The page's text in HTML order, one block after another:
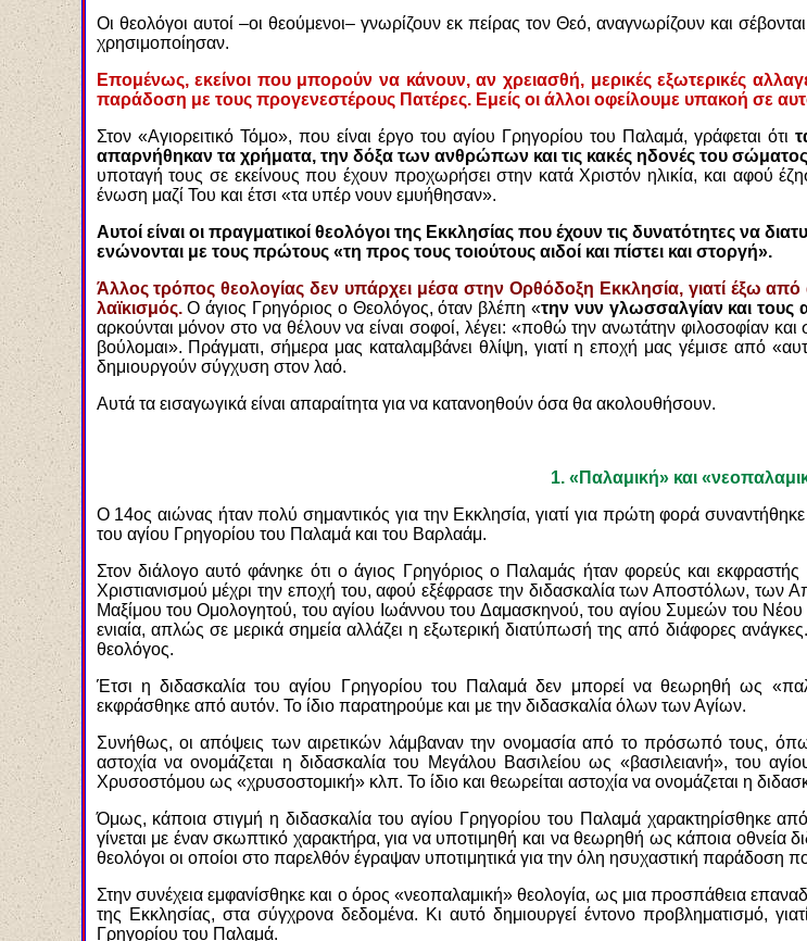
Οι θεολόγοι αυτοί –οι θεούμενοι– γνωρίζουν εκ πείρας τον Θεό, αναγνωρίζουν και
χρησιμοποίησαν.
Επομένως, εκείνοι που μπορούν να κάνουν, αν χρειασθή, μερικές εξωτερικές
παράδοση με τους προγενεστέρους Πατέρες. Εμείς οι άλλοι οφείλουμε υπακοή σε
Στον «Αγιορειτικό Τόμο», που είναι έργο του αγίου Γρηγορίου του Παλαμά, γράφεται ότι
απαρνήθηκαν τα χρήματα, την δόξα των ανθρώπων και τις κακές ηδονές του σώματος,
υποταγή τους σε εκείνους που έχουν προχωρήσει στην κατά Χριστόν ηλικία, και αφού
ένωση μαζί Του και έτσι «τα υπέρ νουν εμυήθησαν».
Αυτοί είναι οι πραγματικοί θεολόγοι της Εκκλησίας που έχουν τις δυνατότητες να
ενώνονται με τους πρώτους «τη προς τους τοιούτους αιδοί και πίστει και στοργή».
Άλλος τρόπος θεολογίας δεν υπάρχει μέσα στην Ορθόδοξη Εκκλησία, γιατί έξω
λαϊκισμός.Ο άγιος Γρηγόριος ο Θεολόγος, όταν βλέπη «την νυν γλωσσαλγίαν και τους
αρκούνται μόνον στο να θέλουν να είναι σοφοί, λέγει: «ποθώ την ανωτάτην φιλοσοφίαν
βούλομαι». Πράγματι, σήμερα μας καταλαμβάνει θλίψη, γιατί η εποχή μας γέμισε από
δημιουργούν σύγχυση στον λαό.
Αυτά τα εισαγωγικά είναι απαραίτητα για να κατανοηθούν όσα θα ακολουθήσουν.
1.«Παλαμική» και
Ο 14ος αιώνας ήταν πολύ σημαντικός για την Εκκλησία, γιατί για πρώτη φορά
του αγίου Γρηγορίου του Παλαμά και του Βαρλαάμ.
Στον διάλογο αυτό φάνηκε ότι ο άγιος Γρηγόριος ο Παλαμάς ήταν φορεύς και
Χριστιανισμού μέχρι την εποχή του, αφού εξέφρασε την διδασκαλία των Αποστόλων,
Μαξίμου του Ομολογητού, του αγίου Ιωάννου του Δαμασκηνού, του αγίου Συμεών του Νέου
ενιαία, απλώς σε μερικά σημεία αλλάζει η εξωτερική διατύπωσή της από διάφορες
θεολόγος.
Έτσι η διδασκαλία του αγίου Γρηγορίου του Παλαμά δεν μπορεί να θεωρηθή ως
εκφράσθηκε από αυτόν. Το ίδιο παρατηρούμε και με την διδασκαλία όλων των Αγίων.
Συνήθως, οι απόψεις των αιρετικών λάμβαναν την ονομασία από το πρόσωπό τους,
αστοχία να ονομάζεται η διδασκαλία του Μεγάλου Βασιλείου ως «βασιλειανή», του
Χρυσοστόμου ως «χρυσοστομική» κλπ. Το ίδιο και θεωρείται αστοχία να ονομάζεται η
Όμως, κάποια στιγμή η διδασκαλία του αγίου Γρηγορίου του Παλαμά χαρακτηρίσθηκε
γίνεται με έναν σκωπτικό χαρακτήρα, για να υποτιμηθή και να θεωρηθή ως κάποια οθνεία
θεολόγοι οι οποίοι στο παρελθόν έγραψαν υποτιμητικά για την όλη ησυχαστική παράδοση
Στην συνέχεια εμφανίσθηκε και ο όρος «νεοπαλαμική» θεολογία, ως μια προσπάθεια
της Εκκλησίας, στα σύγχρονα δεδομένα. Κι αυτό δημιουργεί έντονο προβληματισμό,
Γρηγορίου του Παλαμά.